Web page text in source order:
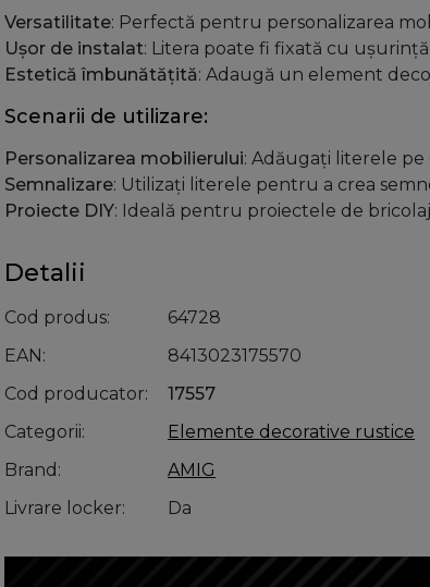
Versatilitate: Perfectă pentru personalizarea
Ușor de instalat: Litera poate fi fixată cu
Estetică îmbunătățită: Adaugă un element
Scenarii de utilizare:
Personalizarea mobilierului: Adăugați literele
Semnalizare: Utilizați literele pentru a crea
Proiecte DIY: Ideală pentru proiectele de
Detalii
Cod produs
64728
EAN
8413023175570
Cod producator
17557
Categorii
Elemente decorative rustice
Brand
AMIG
Livrare locker
Da